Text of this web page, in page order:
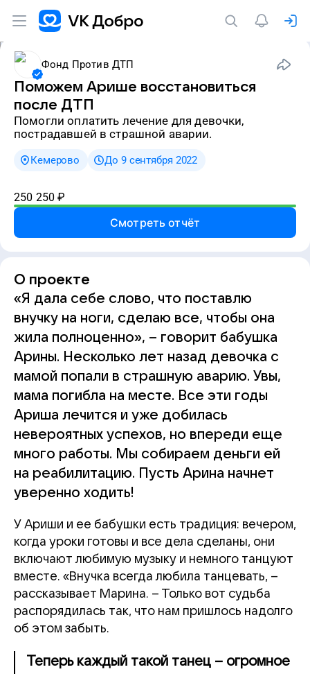
Фонд Против ДТП
Поможем Арише восстановиться
после ДТП
Помогли оплатить лечение для девочки,
пострадавшей в страшной аварии.
Кемерово До 9 сентября 2022
250 250 ₽
Смотреть отчёт
О проекте
«Я дала себе слово, что поставлю
внучку на ноги, сделаю все, чтобы она
жила полноценно», – говорит бабушка
Арины. Несколько лет назад девочка с
мамой попали в страшную аварию. Увы,
мама погибла на месте. Все эти годы
Ариша лечится и уже добилась
невероятных успехов, но впереди еще
много работы. Мы собираем деньги ей
на реабилитацию. Пусть Арина начнет
уверенно ходить!
У Ариши и ее бабушки есть традиция: вечером,
когда уроки готовы и все дела сделаны, они
включают любимую музыку и немного танцуют
вместе. «Внучка всегда любила танцевать, –
рассказывает Марина. – Только вот судьба
распорядилась так, что нам пришлось надолго
об этом забыть.
Теперь каждый такой танец – огромное